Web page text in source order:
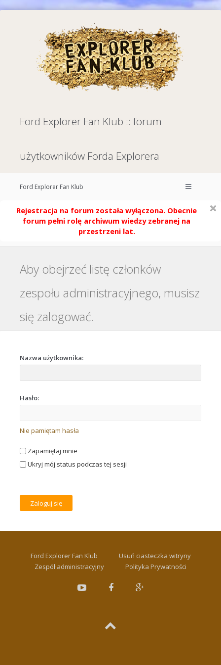
Ford Explorer Fan Klub :: forum
użytkowników Forda Explorera
Ford Explorer Fan Klub
Rejestracja na forum została wyłączona. Obecnie
forum pełni rolę archiwum wiedzy zebranej na
przestrzeni lat.
Aby obejrzeć listę członków
zespołu administracyjnego, musisz
się zalogować.
Nazwa użytkownika:
Hasło:
Nie pamiętam hasła
Zapamiętaj mnie
Ukryj mój status podczas tej sesji
Ford Explorer Fan Klub
Usuń ciasteczka witryny
Zespół administracyjny
Polityka Prywatności